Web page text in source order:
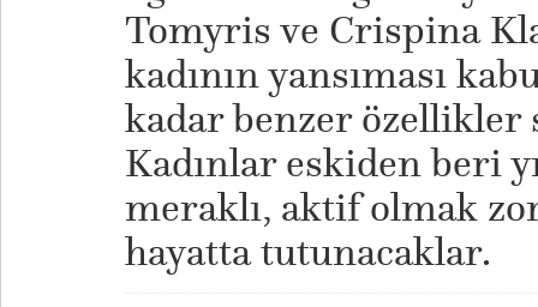
Tomyris ve Crispina
kadının yansıması
kadar benzer
Kadınlar eskiden beri
meraklı, aktif olmak
hayatta tutunacaklar.